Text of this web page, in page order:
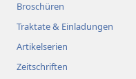
Broschüren
Traktate & Einladungen
Artikelserien
Zeitschriften